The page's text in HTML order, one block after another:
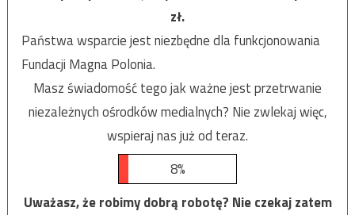
zł.
Państwa wsparcie jest niezbędne dla funkcjonowania
Fundacji Magna Polonia.
Masz świadomość tego jak ważne jest przetrwanie
niezależnych ośrodków medialnych? Nie zwlekaj więc,
wspieraj nas już od teraz.
8%
Uważasz, że robimy dobrą robotę? Nie czekaj zatem